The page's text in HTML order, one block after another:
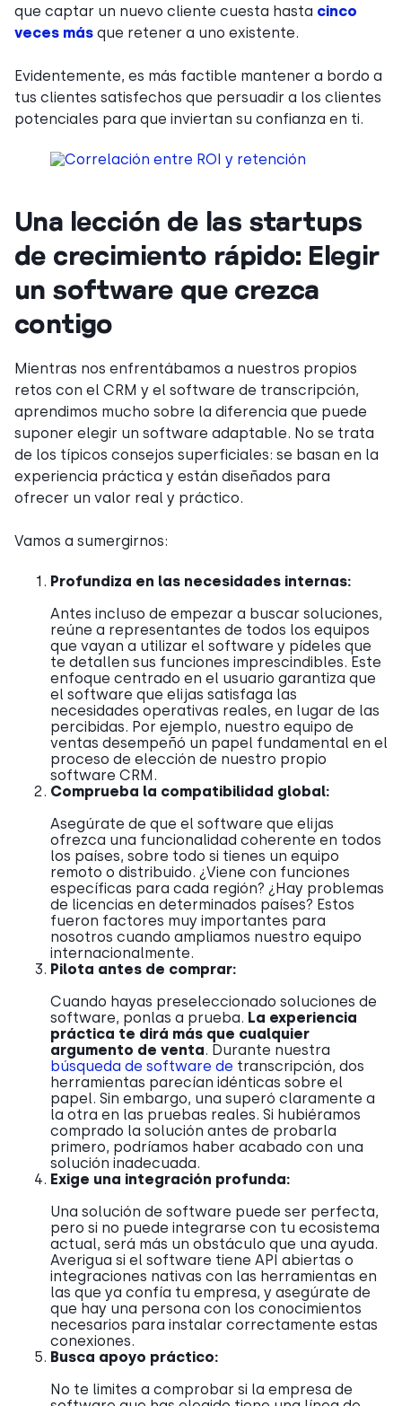
que captar un nuevo cliente cuesta hasta cinco
veces más que retener a uno existente.
Evidentemente, es más factible mantener a bordo a
tus clientes satisfechos que persuadir a los clientes
potenciales para que inviertan su confianza en ti.
Una lección de las startups
de crecimiento rápido: Elegir
un software que crezca
contigo
Mientras nos enfrentábamos a nuestros propios
retos con el CRM y el software de transcripción,
aprendimos mucho sobre la diferencia que puede
suponer elegir un software adaptable. No se trata
de los típicos consejos superficiales: se basan en la
experiencia práctica y están diseñados para
ofrecer un valor real y práctico.
Vamos a sumergirnos:
Profundiza en las necesidades internas:
Antes incluso de empezar a buscar soluciones,
reúne a representantes de todos los equipos
que vayan a utilizar el software y pídeles que
te detallen sus funciones imprescindibles. Este
enfoque centrado en el usuario garantiza que
el software que elijas satisfaga las
necesidades operativas reales, en lugar de las
percibidas. Por ejemplo, nuestro equipo de
ventas desempeñó un papel fundamental en el
proceso de elección de nuestro propio
software CRM.
Comprueba la compatibilidad global:
Asegúrate de que el software que elijas
ofrezca una funcionalidad coherente en todos
los países, sobre todo si tienes un equipo
remoto o distribuido. ¿Viene con funciones
específicas para cada región? ¿Hay problemas
de licencias en determinados países? Estos
fueron factores muy importantes para
nosotros cuando ampliamos nuestro equipo
internacionalmente.
Pilota antes de comprar:
Cuando hayas preseleccionado soluciones de
software, ponlas a prueba. La experiencia
práctica te dirá más que cualquier
argumento de venta. Durante nuestra
búsqueda de software de transcripción, dos
herramientas parecían idénticas sobre el
papel. Sin embargo, una superó claramente a
la otra en las pruebas reales. Si hubiéramos
comprado la solución antes de probarla
primero, podríamos haber acabado con una
solución inadecuada.
Exige una integración profunda:
Una solución de software puede ser perfecta,
pero si no puede integrarse con tu ecosistema
actual, será más un obstáculo que una ayuda.
Averigua si el software tiene API abiertas o
integraciones nativas con las herramientas en
las que ya confía tu empresa, y asegúrate de
que hay una persona con los conocimientos
necesarios para instalar correctamente estas
conexiones.
Busca apoyo práctico:
No te limites a comprobar si la empresa de